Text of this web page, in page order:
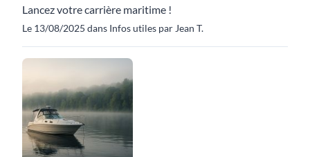
Lancez votre carrière maritime !
Le 13/08/2025 dans Infos utiles par Jean T.